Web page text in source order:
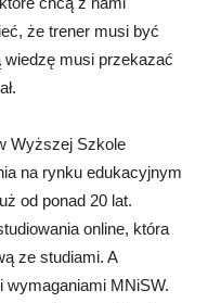
że trener musi być
wiedzę musi przekazać
Wyższej Szkole
na rynku edukacyjnym
od ponad 20 lat.
online, która
ze studiami. A
MNiSW.